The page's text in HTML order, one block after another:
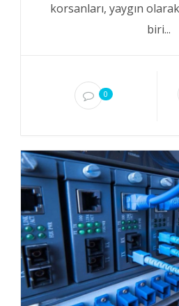
korsanları, yaygın
biri...
0